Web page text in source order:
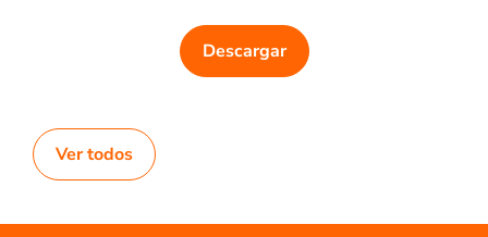
Descargar
Ver todos